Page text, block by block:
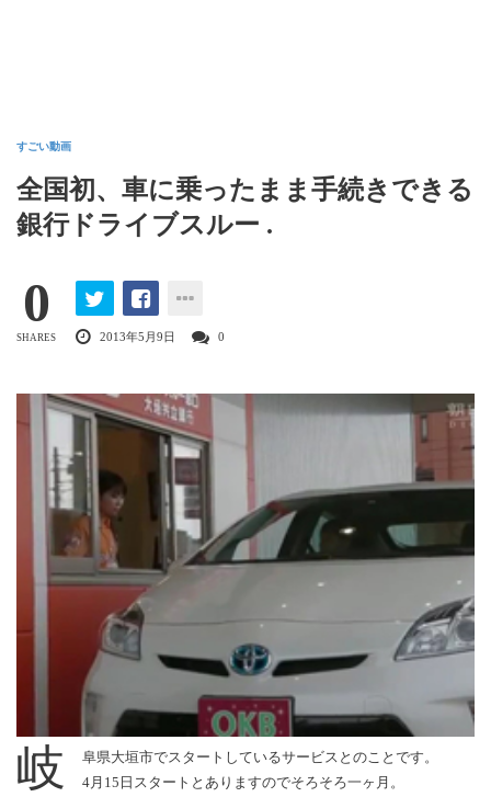
すごい動画
全国初、車に乗ったまま手続きできる
銀行ドライブスルー .
0
SHARES 2013年5月9日 0
岐
阜県大垣市でスタートしているサービスとのことです。
4月15日スタートとありますのでそろそろ一ヶ月。